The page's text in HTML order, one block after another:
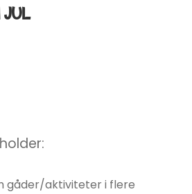
JUL
gåder/aktiviteter i flere